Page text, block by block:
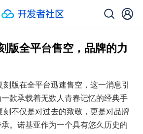
版全平台售空，品牌的力
版在全平台迅速售空，这一消息引
款承载着无数人青春记忆的经典手
不仅是对过去的致敬，更是对品牌
。诺基亚作为一个具有悠久历史的